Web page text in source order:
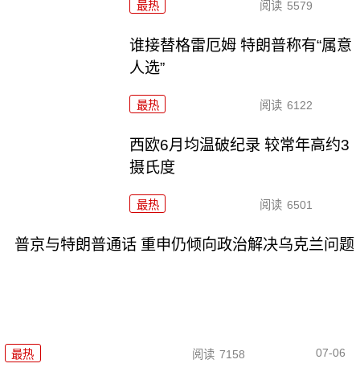
最热 阅读 5579
谁接替格雷厄姆 特朗普称有“属意
人选”
最热 阅读 6122
西欧6月均温破纪录 较常年高约3
摄氏度
最热 阅读 6501
普京与特朗普通话 重申仍倾向政治解决乌克兰问题
最热 阅读 7158 07-06